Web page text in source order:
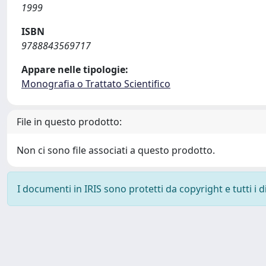
1999
ISBN
9788843569717
Appare nelle tipologie:
Monografia o Trattato Scientifico
File in questo prodotto:
Non ci sono file associati a questo prodotto.
I documenti in IRIS sono protetti da copyright e tutti i